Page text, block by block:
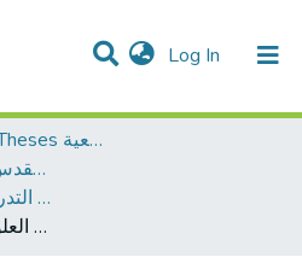
Log In (current)
& Collections
DSpace
Dissertations & Theses الرسائل الجامعية
AQU Master Theses الرسائل الجامعية الخاصة بجامعة القدس
Teaching Methods أساليب التدريس
أثر استخدام وسائل تعليمية محوسبة في تحصيل واتجاهات طلبة الصف العاشر نحو العلوم في محافظة بيت لحم